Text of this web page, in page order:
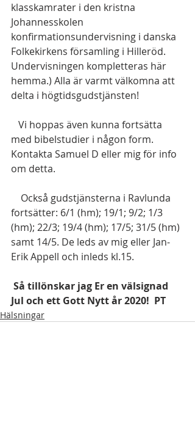
klasskamrater i den kristna
Johannesskolen
konfirmationsundervisning i danska
Folkekirkens församling i Hilleröd.
Undervisningen kompletteras här
hemma.) Alla är varmt välkomna att
delta i högtidsgudstjänsten!
Vi hoppas även kunna fortsätta
med bibelstudier i någon form.
Kontakta Samuel D eller mig för info
om detta.
Också gudstjänsterna i Ravlunda
fortsätter: 6/1 (hm); 19/1; 9/2; 1/3
(hm); 22/3; 19/4 (hm); 17/5; 31/5 (hm)
samt 14/5. De leds av mig eller Jan-
Erik Appell och inleds kl.15.
Så tillönskar jag Er en välsignad
Jul och ett Gott Nytt år 2020!  PT
Hälsningar